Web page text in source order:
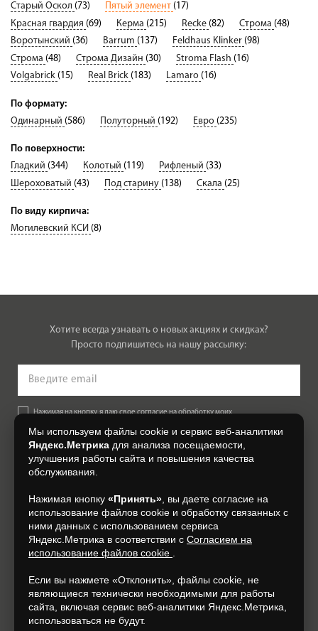
Старый Оскол (73) Пятый элемент (17)
Красная гвардия (69) Керма (215) Recke (82) Строма (48)
Воротынский (36) Barrum (137) Feldhaus Klinker (98)
Строма (48) Строма Дизайн (30) Stroma Flash (16)
Volgabrick (15) Real Brick (183) Lamaro (16)
По формату:
Одинарный (586) Полуторный (192) Евро (235)
По поверхности:
Гладкий (344) Колотый (119) Рифленый (33)
Шероховатый (43) Под старину (138) Скала (25)
По виду кирпича:
Могилевский КСИ (8)
Хотите всегда узнавать о новых акциях и скидках?
Просто подпишитесь на нашу рассылку:
Нажимая на кнопку, я даю свое согласие на обработку моих
Согласии на обработку персональных данных.
+7 (4812) 548-777
Мы используем файлы cookie и сервис веб-аналитики
Яндекс.Метрика для анализа посещаемости,
улучшения работы сайта и повышения качества
обслуживания.
Нажимая кнопку «Принять» , вы даете согласие на
использование файлов cookie и обработку связанных с
ними данных с использованием сервиса
Яндекс.Метрика в соответствии с Согласием на
использование файлов cookie
Если вы нажмете «Отклонить», файлы cookie, не
являющиеся технически необходимыми для работы
сайта, включая сервис веб-аналитики Яндекс.Метрика,
использоваться не будут.